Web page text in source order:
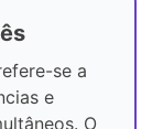
se a
e
O